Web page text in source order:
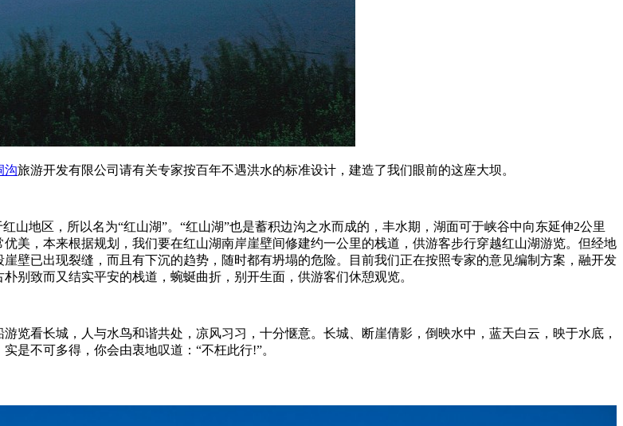
沟旅游开发有限公司请有关专家按百年不遇洪水的标准设计，建造了我们眼前的这座大坝。
地区，所以名为“红山湖”。“红山湖”也是蓄积边沟之水而成的，丰水期，湖面可于峡谷中向东延伸2公里
美，本来根据规划，我们要在红山湖南岸崖壁间修建约一公里的栈道，供游客步行穿越红山湖游览。但经地
壁已出现裂缝，而且有下沉的趋势，随时都有坍塌的危险。目前我们正在按照专家的意见编制方案，融开发
别致而又结实平安的栈道，蜿蜒曲折，别开生面，供游客们休憩观览。
看长城，人与水鸟和谐共处，凉风习习，十分惬意。长城、断崖倩影，倒映水中，蓝天白云，映于水底，
是不可多得，你会由衷地叹道：“不枉此行!”。